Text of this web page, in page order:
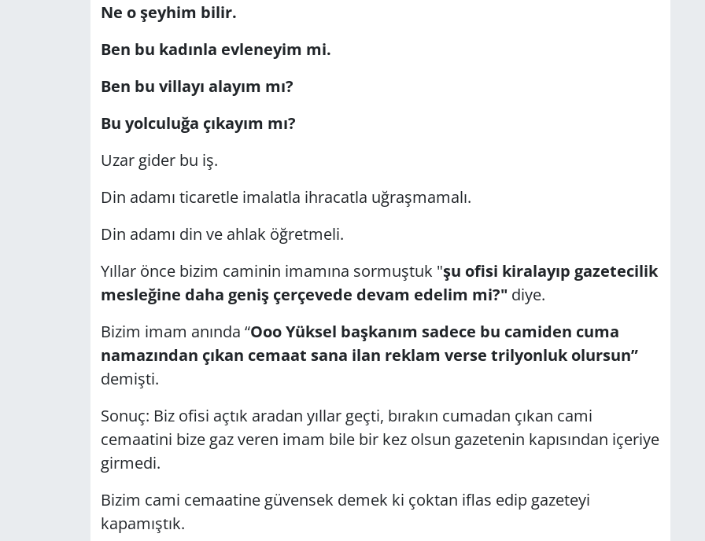
Ne o şeyhim bilir.
Ben bu kadınla evleneyim mi.
Ben bu villayı alayım mı?
Bu yolculuğa çıkayım mı?
Uzar gider bu iş.
Din adamı ticaretle imalatla ihracatla uğraşmamalı.
Din adamı din ve ahlak öğretmeli.
Yıllar önce bizim caminin imamına sormuştuk "şu ofisi kiralayıp gazetecilik
mesleğine daha geniş çerçevede devam edelim mi?" diye.
Bizim imam anında “Ooo Yüksel başkanım sadece bu camiden cuma
namazından çıkan cemaat sana ilan reklam verse trilyonluk olursun”
demişti.
Sonuç: Biz ofisi açtık aradan yıllar geçti, bırakın cumadan çıkan cami
cemaatini bize gaz veren imam bile bir kez olsun gazetenin kapısından içeriye
girmedi.
Bizim cami cemaatine güvensek demek ki çoktan iflas edip gazeteyi
kapamıştık.